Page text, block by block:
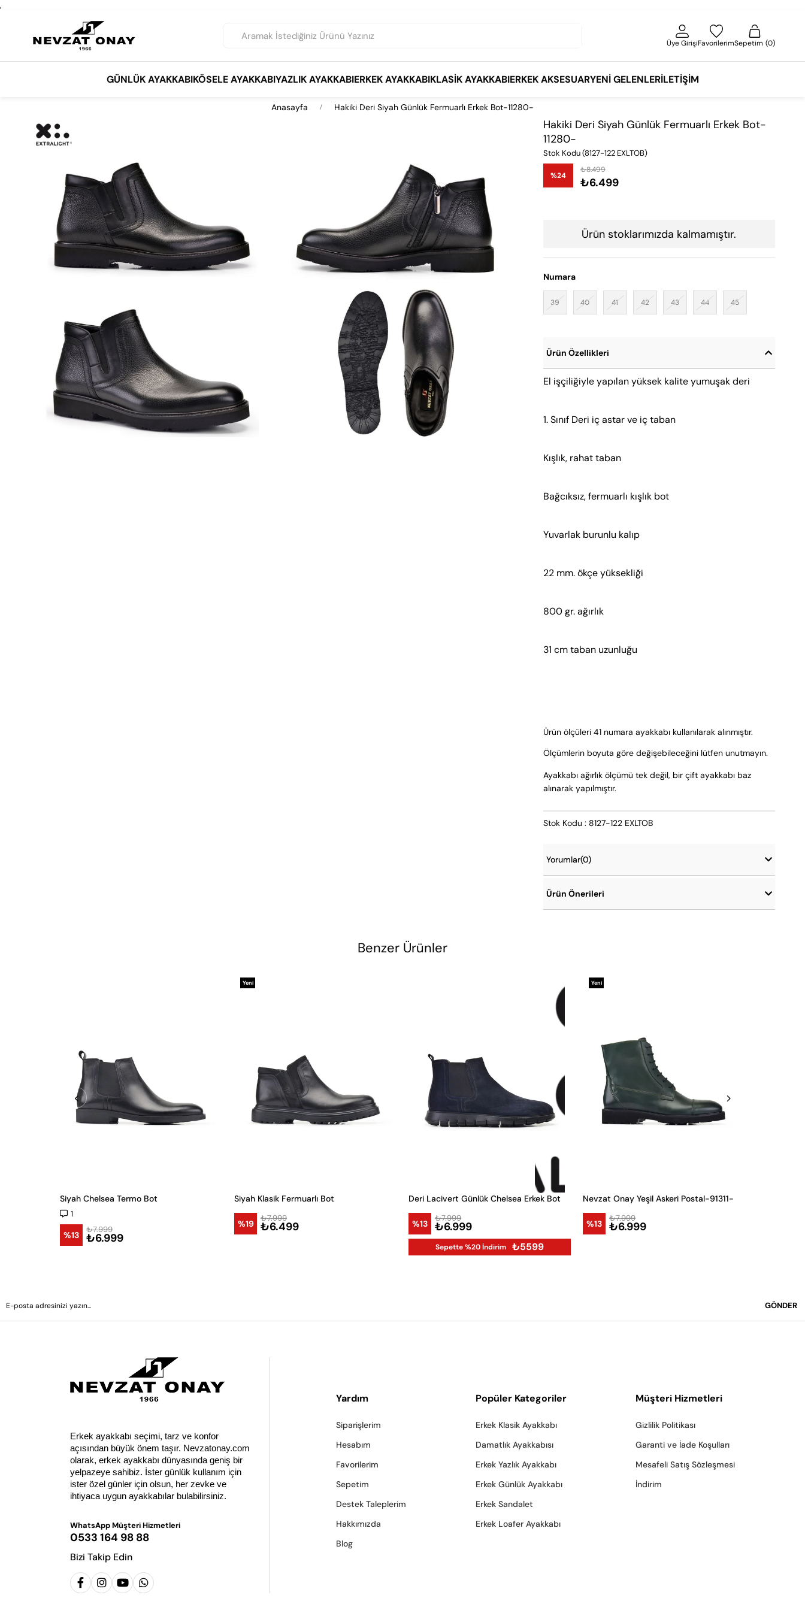
,
Üye GirişiFavorilerimSepetim 0
GÜNLÜK AYAKKABIKÖSELE AYAKKABIYAZLIK AYAKKABIERKEK AYAKKABIKLASIK AYAKKABIERKEK AKSESUARYENI GELENLERİLETIŞIM
Anasayfa Hakiki Deri Siyah Günlük Fermuarlı Erkek Bot-11280-
Hakiki Deri Siyah Günlük Fermuarlı Erkek Bot-
11280-
Stok Kodu(8127-122 EXLTOB)
%24
İndirim
₺8.499
₺6.499
Ürün stoklarımızda kalmamıştır.
Numara
39 40 41 42 43 44 45
Ürün Özellikleri
El işçiliğiyle yapılan yüksek kalite yumuşak deri
1. Sınıf Deri iç astar ve iç taban
Kışlık, rahat taban
Bağcıksız, fermuarlı kışlık bot
Yuvarlak burunlu kalıp
22 mm. ökçe yüksekliği
800 gr. ağırlık
31 cm taban uzunluğu
Ürün ölçüleri 41 numara ayakkabı kullanılarak alınmıştır.
Ölçümlerin boyuta göre değişebileceğini lütfen unutmayın.
Ayakkabı ağırlık ölçümü tek değil, bir çift ayakkabı baz
alınarak yapılmıştır.
Stok Kodu : 8127-122 EXLTOB
Yorumlar(0)
Ürün Önerileri
Benzer Ürünler
Siyah Chelsea Termo Bot
1
%13 ₺6.999
₺7.999
Siyah Klasik Fermuarlı Bot
%19 ₺6.499
₺7.999
Yeni
Deri Lacivert Günlük Chelsea Erkek Bot
%13 ₺6.999
₺7.999
Sepette %20 İndirim ₺5599
Nevzat Onay Yeşil Askeri Postal-91311-
%13 ₺6.999
₺7.999
Yeni
GÖNDER
Erkek ayakkabı seçimi, tarz ve konfor
açısından büyük önem taşır. Nevzatonay.com
olarak, erkek ayakkabı dünyasında geniş bir
yelpazeye sahibiz. İster günlük kullanım için
ister özel günler için olsun, her zevke ve
ihtiyaca uygun ayakkabılar bulabilirsiniz.
WhatsApp Müşteri Hizmetleri
0533 164 98 88
Bizi Takip Edin
Yardım
Siparişlerim
Hesabım
Favorilerim
Sepetim
Destek Taleplerim
Hakkımızda
Blog
Popüler Kategoriler
Erkek Klasik Ayakkabı
Damatlık Ayakkabısı
Erkek Yazlık Ayakkabı
Erkek Günlük Ayakkabı
Erkek Sandalet
Erkek Loafer Ayakkabı
Müşteri Hizmetleri
Gizlilik Politikası
Garanti ve İade Koşulları
Mesafeli Satış Sözleşmesi
İndirim